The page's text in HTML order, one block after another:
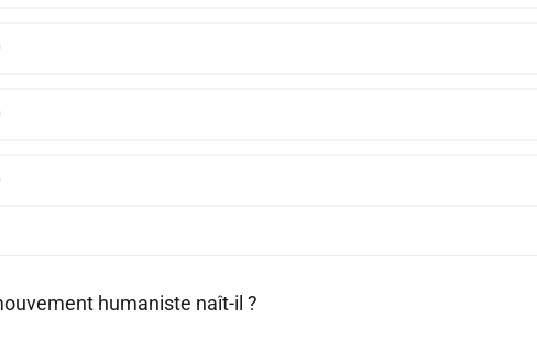
humaniste naît-il ?